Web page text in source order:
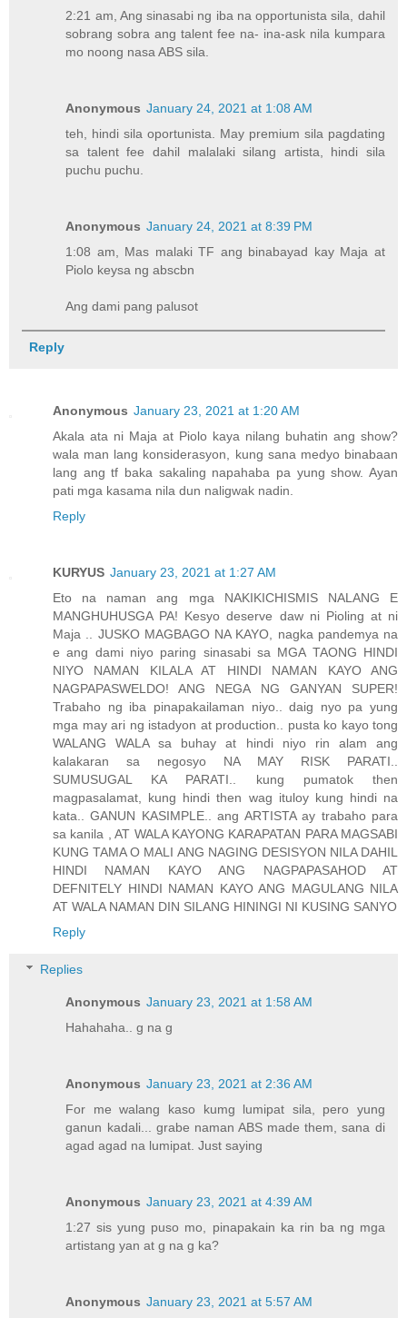
2:21 am, Ang sinasabi ng iba na opportunista sila, dahil
sobrang sobra ang talent fee na- ina-ask nila kumpara
mo noong nasa ABS sila.
Anonymous January 24, 2021 at 1:08 AM
teh, hindi sila oportunista. May premium sila pagdating
sa talent fee dahil malalaki silang artista, hindi sila
puchu puchu.
Anonymous January 24, 2021 at 8:39 PM
1:08 am, Mas malaki TF ang binabayad kay Maja at
Piolo keysa ng abscbn
Ang dami pang palusot
Reply
Anonymous January 23, 2021 at 1:20 AM
Akala ata ni Maja at Piolo kaya nilang buhatin ang show?
wala man lang konsiderasyon, kung sana medyo binabaan
lang ang tf baka sakaling napahaba pa yung show. Ayan
pati mga kasama nila dun naligwak nadin.
Reply
KURYUS January 23, 2021 at 1:27 AM
Eto na naman ang mga NAKIKICHISMIS NALANG E
MANGHUHUSGA PA! Kesyo deserve daw ni Pioling at ni
Maja .. JUSKO MAGBAGO NA KAYO, nagka pandemya na
e ang dami niyo paring sinasabi sa MGA TAONG HINDI
NIYO NAMAN KILALA AT HINDI NAMAN KAYO ANG
NAGPAPASWELDO! ANG NEGA NG GANYAN SUPER!
Trabaho ng iba pinapakailaman niyo.. daig nyo pa yung
mga may ari ng istadyon at production.. pusta ko kayo tong
WALANG WALA sa buhay at hindi niyo rin alam ang
kalakaran sa negosyo NA MAY RISK PARATI..
SUMUSUGAL KA PARATI.. kung pumatok then
magpasalamat, kung hindi then wag ituloy kung hindi na
kata.. GANUN KASIMPLE.. ang ARTISTA ay trabaho para
sa kanila , AT WALA KAYONG KARAPATAN PARA MAGSABI
KUNG TAMA O MALI ANG NAGING DESISYON NILA DAHIL
HINDI NAMAN KAYO ANG NAGPAPASAHOD AT
DEFNITELY HINDI NAMAN KAYO ANG MAGULANG NILA
AT WALA NAMAN DIN SILANG HININGI NI KUSING SANYO
Reply
Replies
Anonymous January 23, 2021 at 1:58 AM
Hahahaha.. g na g
Anonymous January 23, 2021 at 2:36 AM
For me walang kaso kumg lumipat sila, pero yung
ganun kadali... grabe naman ABS made them, sana di
agad agad na lumipat. Just saying
Anonymous January 23, 2021 at 4:39 AM
1:27 sis yung puso mo, pinapakain ka rin ba ng mga
artistang yan at g na g ka?
Anonymous January 23, 2021 at 5:57 AM